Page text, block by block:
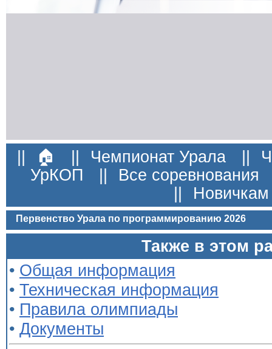
|| 🏠 || Чемпионат Урала ||
УрКОП
|| Все соревнования
||
Новичкам
Первенство Урала по программированию 2026
Также в этом
• Общая информация
• Техническая информация
• Правила олимпиады
• Документы